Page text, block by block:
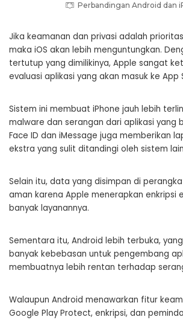
Perbandingan Android dan
Jika keamanan dan privasi adalah
maka iOS akan lebih menguntungkan.
tertutup yang dimilikinya, Apple sangat
evaluasi aplikasi yang akan masuk ke App
Sistem ini membuat iPhone jauh lebih
malware dan serangan dari aplikasi yang
Face ID dan iMessage juga memberikan
ekstra yang sulit ditandingi oleh sistem
Selain itu, data yang disimpan di
aman karena Apple menerapkan enkripsi
banyak layanannya.
Sementara itu, Android lebih terbuka,
banyak kebebasan untuk pengembang
membuatnya lebih rentan terhadap
Walaupun Android menawarkan fitur
Google Play Protect, enkripsi, dan